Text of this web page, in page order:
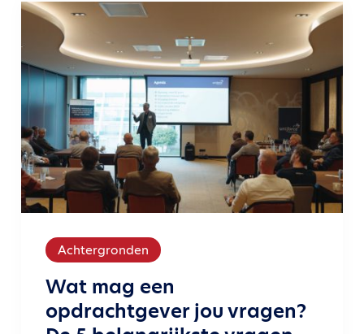
Achtergronden
Wat mag een
opdrachtgever jou vragen?